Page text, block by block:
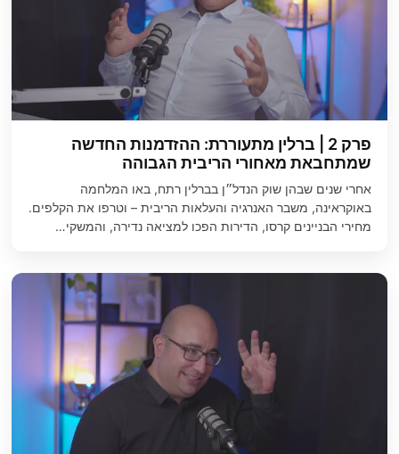
פרק 2 | ברלין מתעוררת: ההזדמנות החדשה
שמתחבאת מאחורי הריבית הגבוהה
אחרי שנים שבהן שוק הנדל״ן בברלין רתח, באו המלחמה
באוקראינה, משבר האנרגיה והעלאות הריבית – וטרפו את הקלפים.
מחירי הבניינים קרסו, הדירות הפכו למציאה נדירה, והמשקי…